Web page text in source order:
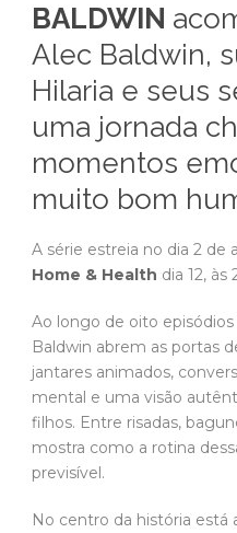
BALDWIN
Alec Baldwin,
Hilaria e seus
uma jornada
momentos
muito bom
A série estreia no dia 2 de
Home & Health dia 12, às
Ao longo de oito
Baldwin abrem as portas
jantares animados,
mental e uma visão
filhos. Entre risadas,
mostra como a rotina
previsível.
No centro da história está